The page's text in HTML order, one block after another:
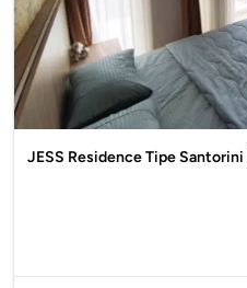
JESS Residence Tipe Santorini